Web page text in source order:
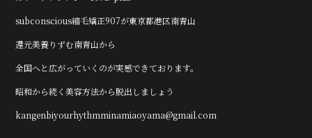
subconscious縮毛矯正907が東京都港区南青山
還元美養りずむ南青山から
全国へと広がっていくのが実感できております。
昭和から続く美容方法から脱出しましょう
kangenbiyourhythmminamiaoyama@gmail.com